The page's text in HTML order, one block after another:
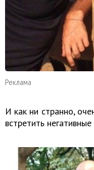
Реклама
И как ни странно,
встретить